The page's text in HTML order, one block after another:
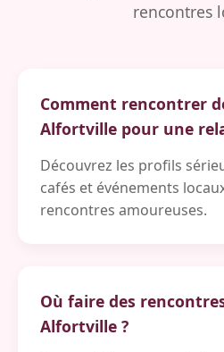
rencontres
Comment rencontrer
Alfortville pour une
Découvrez les profils
cafés et événements
rencontres amoureuses.
Où faire des
Alfortville ?